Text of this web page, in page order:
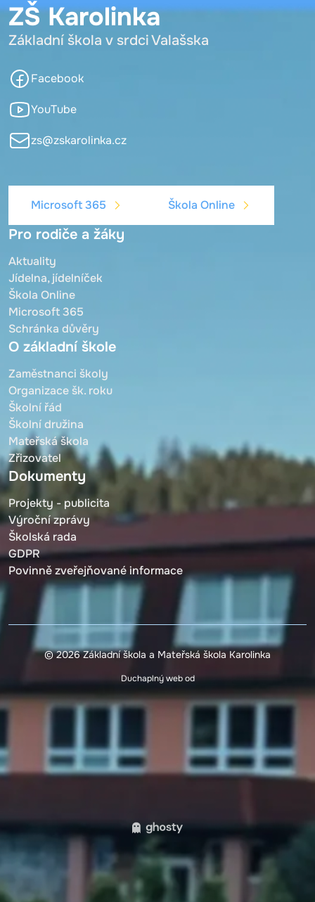
ZŠ Karolinka
Základní škola v srdci Valašska
Facebook
YouTube
zs@zskarolinka.cz
Microsoft 365 Škola Online
Pro rodiče a žáky
Aktuality
Jídelna, jídelníček
Škola Online
Microsoft 365
Schránka důvěry
O základní škole
Zaměstnanci školy
Organizace šk. roku
Školní řád
Školní družina
Mateřská škola
Zřizovatel
Dokumenty
Projekty - publicita
Výroční zprávy
Školská rada
GDPR
Povinně zveřejňované informace
© 2026 Základní škola a Mateřská škola Karolinka
Duchaplný web od